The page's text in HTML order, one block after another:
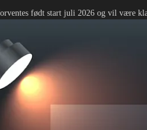
født start juli 2026 og vil være